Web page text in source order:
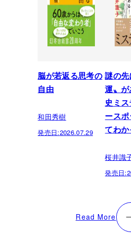
脳が若返る思考の
自由
和田秀樹
発売日:2026.07.29
謎の先
運〟
史ミ
ース
てわか
桜井識
発売日:
Read More